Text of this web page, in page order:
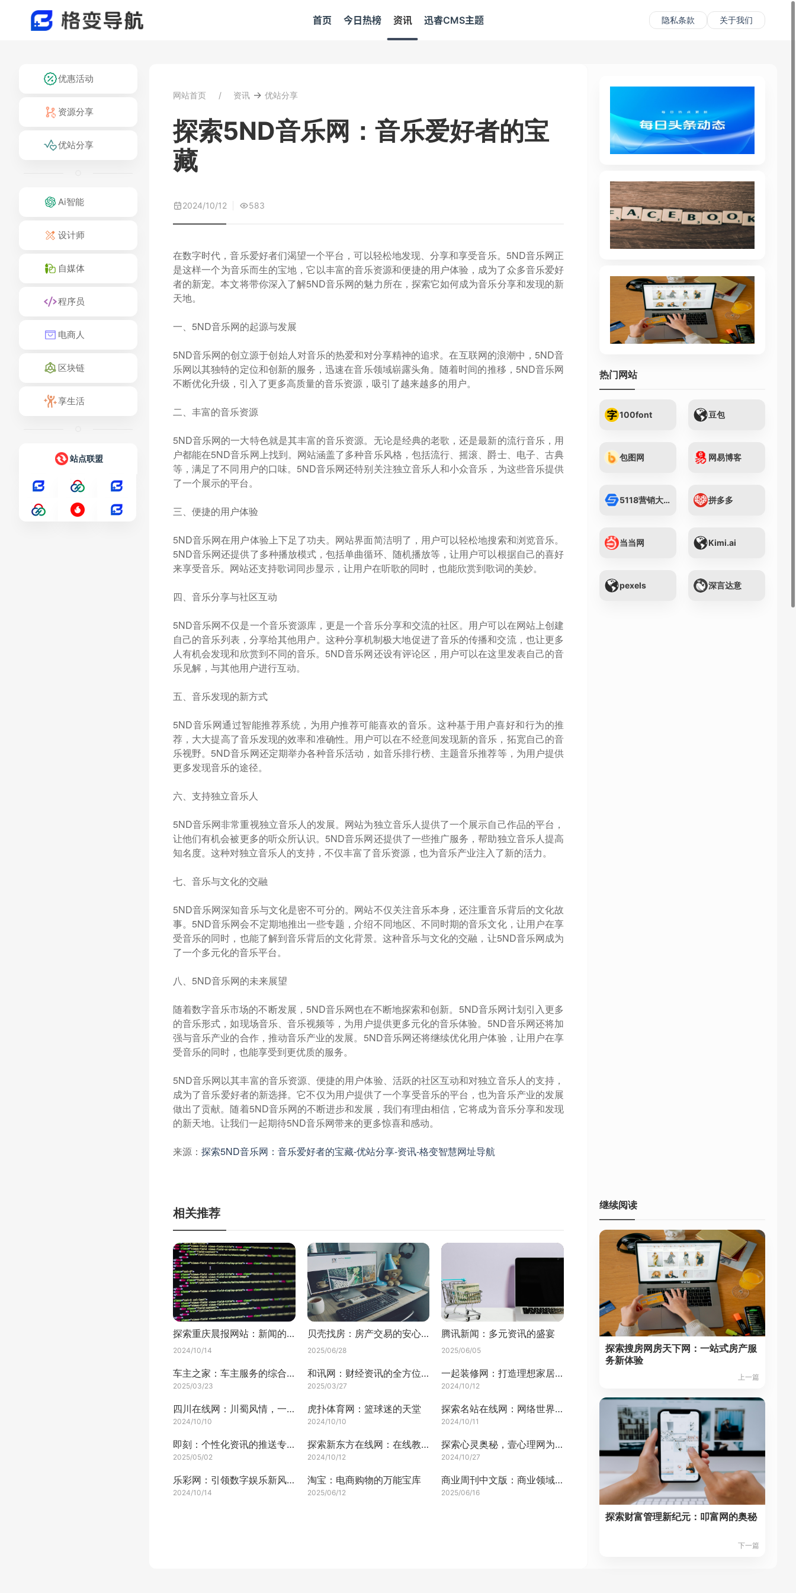
首页 今日热榜 资讯 迅睿CMS主题 隐私条款 关于我们
优惠活动
资源分享
优站分享
Ai智能
设计师
自媒体
程序员
电商人
区块链
享生活
站点联盟
网站首页 资讯 → 优站分享
探索5ND音乐网：音乐爱好者的宝
藏
2024/10/12 583
在数字时代，音乐爱好者们渴望一个平台，可以轻松地发现、分享和享受音乐。5ND音乐网正
是这样一个为音乐而生的宝地，它以丰富的音乐资源和便捷的用户体验，成为了众多音乐爱好
者的新宠。本文将带你深入了解5ND音乐网的魅力所在，探索它如何成为音乐分享和发现的新
天地。
一、5ND音乐网的起源与发展
5ND音乐网的创立源于创始人对音乐的热爱和对分享精神的追求。在互联网的浪潮中，5ND音
乐网以其独特的定位和创新的服务，迅速在音乐领域崭露头角。随着时间的推移，5ND音乐网
不断优化升级，引入了更多高质量的音乐资源，吸引了越来越多的用户。
二、丰富的音乐资源
5ND音乐网的一大特色就是其丰富的音乐资源。无论是经典的老歌，还是最新的流行音乐，用
户都能在5ND音乐网上找到。网站涵盖了多种音乐风格，包括流行、摇滚、爵士、电子、古典
等，满足了不同用户的口味。5ND音乐网还特别关注独立音乐人和小众音乐，为这些音乐提供
了一个展示的平台。
三、便捷的用户体验
5ND音乐网在用户体验上下足了功夫。网站界面简洁明了，用户可以轻松地搜索和浏览音乐。
5ND音乐网还提供了多种播放模式，包括单曲循环、随机播放等，让用户可以根据自己的喜好
来享受音乐。网站还支持歌词同步显示，让用户在听歌的同时，也能欣赏到歌词的美妙。
四、音乐分享与社区互动
5ND音乐网不仅是一个音乐资源库，更是一个音乐分享和交流的社区。用户可以在网站上创建
自己的音乐列表，分享给其他用户。这种分享机制极大地促进了音乐的传播和交流，也让更多
人有机会发现和欣赏到不同的音乐。5ND音乐网还设有评论区，用户可以在这里发表自己的音
乐见解，与其他用户进行互动。
五、音乐发现的新方式
5ND音乐网通过智能推荐系统，为用户推荐可能喜欢的音乐。这种基于用户喜好和行为的推
荐，大大提高了音乐发现的效率和准确性。用户可以在不经意间发现新的音乐，拓宽自己的音
乐视野。5ND音乐网还定期举办各种音乐活动，如音乐排行榜、主题音乐推荐等，为用户提供
更多发现音乐的途径。
六、支持独立音乐人
5ND音乐网非常重视独立音乐人的发展。网站为独立音乐人提供了一个展示自己作品的平台，
让他们有机会被更多的听众所认识。5ND音乐网还提供了一些推广服务，帮助独立音乐人提高
知名度。这种对独立音乐人的支持，不仅丰富了音乐资源，也为音乐产业注入了新的活力。
七、音乐与文化的交融
5ND音乐网深知音乐与文化是密不可分的。网站不仅关注音乐本身，还注重音乐背后的文化故
事。5ND音乐网会不定期地推出一些专题，介绍不同地区、不同时期的音乐文化，让用户在享
受音乐的同时，也能了解到音乐背后的文化背景。这种音乐与文化的交融，让5ND音乐网成为
了一个多元化的音乐平台。
八、5ND音乐网的未来展望
随着数字音乐市场的不断发展，5ND音乐网也在不断地探索和创新。5ND音乐网计划引入更多
的音乐形式，如现场音乐、音乐视频等，为用户提供更多元化的音乐体验。5ND音乐网还将加
强与音乐产业的合作，推动音乐产业的发展。5ND音乐网还将继续优化用户体验，让用户在享
受音乐的同时，也能享受到更优质的服务。
5ND音乐网以其丰富的音乐资源、便捷的用户体验、活跃的社区互动和对独立音乐人的支持，
成为了音乐爱好者的新选择。它不仅为用户提供了一个享受音乐的平台，也为音乐产业的发展
做出了贡献。随着5ND音乐网的不断进步和发展，我们有理由相信，它将成为音乐分享和发现
的新天地。让我们一起期待5ND音乐网带来的更多惊喜和感动。
来源： 探索5ND音乐网：音乐爱好者的宝藏-优站分享-资讯-格变智慧网址导航
热门网站
100font 豆包
包图网 网易博客
5118营销大数据... 拼多多
当当网 Kimi.ai
pexels 深言达意
相关推荐
探索重庆晨报网站：新闻的清晨之光
2024/10/14
贝壳找房：房产交易的安心港湾
2025/06/28
腾讯新闻：多元资讯的盛宴
2025/06/05
车主之家：车主服务的综合平台
2025/03/23
和讯网：财经资讯的全方位服务
2025/03/27
一起装修网：打造理想家居新体验
2024/10/12
四川在线网：川蜀风情，一网打尽
2024/10/10
虎扑体育网：篮球迷的天堂
2024/10/10
探索名站在线网：网络世界的导航灯塔
2024/10/11
即刻：个性化资讯的推送专家
2025/05/02
探索新东方在线网：在线教育的革新者
2024/10/12
探索心灵奥秘，壹心理网为你开启内心之旅
2024/10/27
乐彩网：引领数字娱乐新风尚
2024/10/14
淘宝：电商购物的万能宝库
2025/06/12
商业周刊中文版：商业领域的深度剖析与权威解读
2025/06/16
继续阅读
探索搜房网房天下网：一站式房产服
务新体验
上一篇
探索财富管理新纪元：叩富网的奥秘
下一篇